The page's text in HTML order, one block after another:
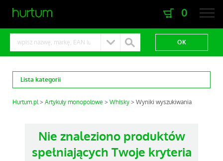
0
Lista kategorii
Hurtum.pl Artykuły monopolowe Whisky Wyniki wyszukiwania
Nie znaleziono produktów
spełniających Twoje kryteria